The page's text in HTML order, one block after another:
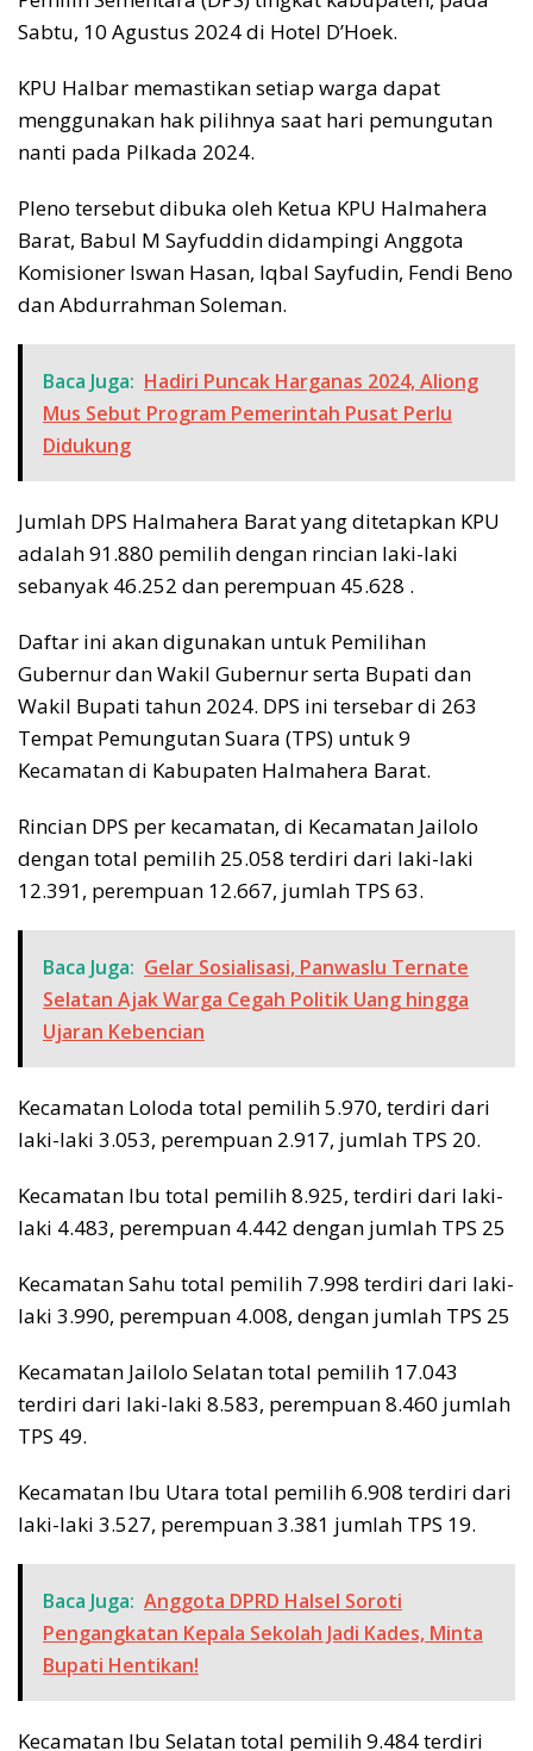
Sabtu, 10 Agustus 2024 di Hotel D’Hoek.
KPU Halbar memastikan setiap warga dapat
menggunakan hak pilihnya saat hari pemungutan
nanti pada Pilkada 2024.
Pleno tersebut dibuka oleh Ketua KPU Halmahera
Barat, Babul M Sayfuddin didampingi Anggota
Komisioner Iswan Hasan, Iqbal Sayfudin, Fendi Beno
dan Abdurrahman Soleman.
Baca Juga: Hadiri Puncak Harganas 2024, Aliong
Mus Sebut Program Pemerintah Pusat Perlu
Didukung
Jumlah DPS Halmahera Barat yang ditetapkan KPU
adalah 91.880 pemilih dengan rincian laki-laki
sebanyak 46.252 dan perempuan 45.628 .
Daftar ini akan digunakan untuk Pemilihan
Gubernur dan Wakil Gubernur serta Bupati dan
Wakil Bupati tahun 2024. DPS ini tersebar di 263
Tempat Pemungutan Suara (TPS) untuk 9
Kecamatan di Kabupaten Halmahera Barat.
Rincian DPS per kecamatan, di Kecamatan Jailolo
dengan total pemilih 25.058 terdiri dari laki-laki
12.391, perempuan 12.667, jumlah TPS 63.
Baca Juga: Gelar Sosialisasi, Panwaslu Ternate
Selatan Ajak Warga Cegah Politik Uang hingga
Ujaran Kebencian
Kecamatan Loloda total pemilih 5.970, terdiri dari
laki-laki 3.053, perempuan 2.917, jumlah TPS 20.
Kecamatan Ibu total pemilih 8.925, terdiri dari laki-
laki 4.483, perempuan 4.442 dengan jumlah TPS 25
Kecamatan Sahu total pemilih 7.998 terdiri dari laki-
laki 3.990, perempuan 4.008, dengan jumlah TPS 25
Kecamatan Jailolo Selatan total pemilih 17.043
terdiri dari laki-laki 8.583, perempuan 8.460 jumlah
TPS 49.
Kecamatan Ibu Utara total pemilih 6.908 terdiri dari
laki-laki 3.527, perempuan 3.381 jumlah TPS 19.
Baca Juga: Anggota DPRD Halsel Soroti
Pengangkatan Kepala Sekolah Jadi Kades, Minta
Bupati Hentikan!
Kecamatan Ibu Selatan total pemilih 9.484 terdiri